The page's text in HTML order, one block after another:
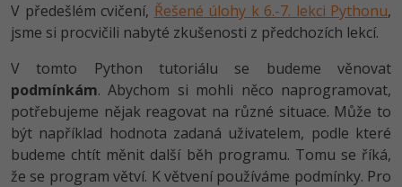
Spring
ASP.NET MVC
Django
Best practices
MySQL/MariaDB
MS-SQL
SQLite
Grafik / UX/UI návrhář
3D grafik
Projektový manažer
Databázový analytik
C -80%
VB.NET
SQL
Návrh SW -80%
V předešlém cvičení, Řešené úlohy k 6.-7. lekci Pythonu,
jsme si procvičili nabyté zkušenosti z předchozích lekcí.
V tomto Python tutoriálu se budeme věnovat
podmínkám. Abychom si mohli něco naprogramovat,
potřebujeme nějak reagovat na různé situace. Může to
být například hodnota zadaná uživatelem, podle které
budeme chtít měnit další běh programu. Tomu se říká,
že se program větví. K větvení používáme podmínky. Pro